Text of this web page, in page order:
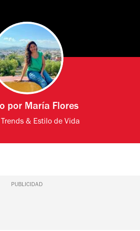
por María Flores
& Estilo de Vida
PUBLICIDAD